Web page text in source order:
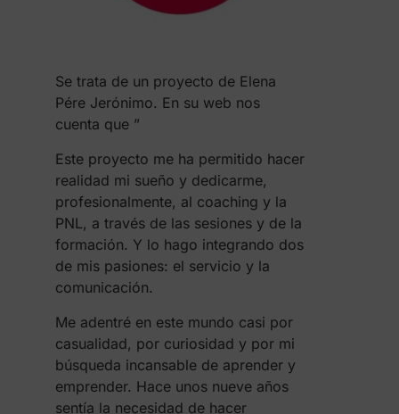
Se trata de un proyecto de Elena
Pére Jerónimo. En su web nos
cuenta que ”
Este proyecto me ha permitido hacer
realidad mi sueño y dedicarme,
profesionalmente, al coaching y la
PNL, a través de las sesiones y de la
formación. Y lo hago integrando dos
de mis pasiones: el servicio y la
comunicación.
Me adentré en este mundo casi por
casualidad, por curiosidad y por mi
búsqueda incansable de aprender y
emprender. Hace unos nueve años
sentía la necesidad de hacer